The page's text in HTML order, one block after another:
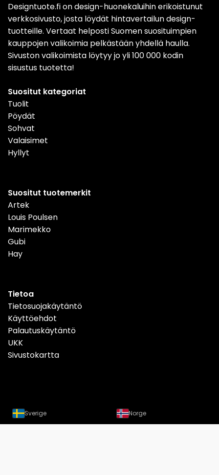
Designtuote.fi on design-huonekaluihin erikoistunut
verkkosivusto, josta löydät hintavertailun design-
tuotteille. Vertaat helposti Suomen suosituimpien
kauppojen valikoimia pelkästään yhdellä haulla.
Sivuston valikoimista löytyy jo yli 100 000 kodin
sisustus tuotetta!
Suositut kategoriat
Tuolit
Pöydät
Sohvat
Valaisimet
Hyllyt
Suositut tuotemerkit
Artek
Louis Poulsen
Marimekko
Gubi
Hay
Tietoa
Tietosuojakäytäntö
Käyttöehdot
Palautuskäytäntö
UKK
Sivustokartta
Sverige Norge